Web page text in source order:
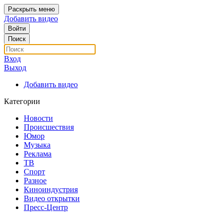
Раскрыть меню
Добавить видео
Войти
Поиск
Вход
Выход
Добавить видео
Категории
Новости
Происшествия
Юмор
Музыка
Реклама
ТВ
Спорт
Разное
Киноиндустрия
Видео открытки
Пресс-Центр